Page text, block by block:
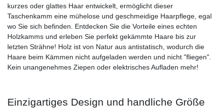
kurzes oder glattes Haar entwickelt, ermöglicht dieser
Taschenkamm eine mühelose und geschmeidige Haarpflege, egal
wo Sie sich befinden. Entdecken Sie die Vorteile eines echten
Holzkamms und erleben Sie perfekt gekämmte Haare bis zur
letzten Strähne! Holz ist von Natur aus antistatisch, wodurch die
Haare beim Kämmen nicht aufgeladen werden und nicht "fliegen".
Kein unangenehmes Ziepen oder elektrisches Aufladen mehr!
Einzigartiges Design und handliche Größe